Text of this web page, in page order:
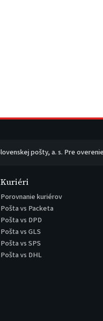
pošty, a. s. Pre
Kuriéri
Porovnanie kuriérov
Pošta vs Packeta
Pošta vs DPD
Pošta vs GLS
Pošta vs SPS
Pošta vs DHL